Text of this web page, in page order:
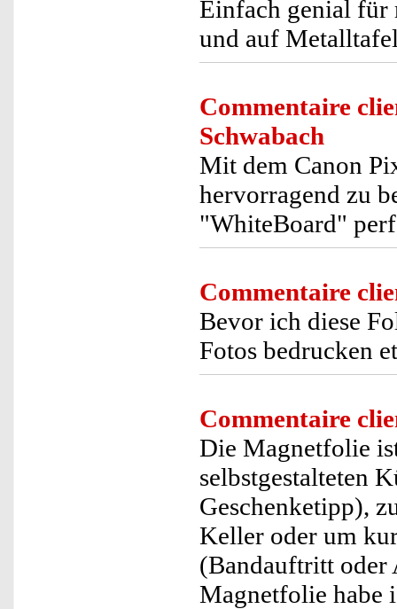
Einfach genial für
und auf
Commentaire
Schwabach
Mit dem Canon
hervorragend zu
"WhiteBoard"
Commentaire
Bevor ich diese
Fotos bedrucken
Commentaire
Die Magnetfolie
selbstgestalteten
Geschenketipp),
Keller oder um
(Bandauftritt oder
Magnetfolie habe